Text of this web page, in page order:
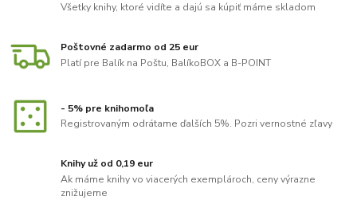
Všetky knihy, ktoré vidíte a dajú sa kúpiť máme skladom
Poštovné zadarmo od 25 eur
Platí pre Balík na Poštu, BalíkoBOX a B-POINT
- 5% pre knihomoľa
Registrovaným odrátame ďalších 5%. Pozri vernostné zľavy
Knihy už od 0,19 eur
Ak máme knihy vo viacerých exemplároch, ceny výrazne
znižujeme